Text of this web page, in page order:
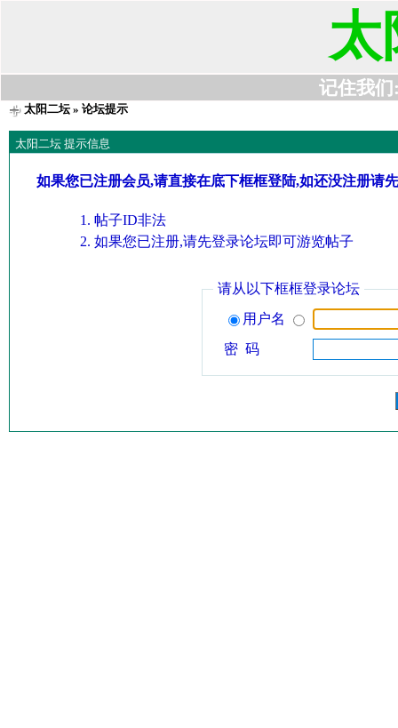
太
记住我们
太阳二坛» 论坛提示
太阳二坛 提示信息
如果您已注册会员,请直接在底下框框登陆,如还没注册请
帖子ID非法
如果您已注册,请先登录论坛即可游览帖子
请从以下框框登录论坛
用户名
密 码